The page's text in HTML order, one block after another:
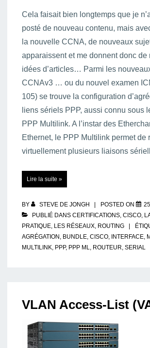
Cela faisait bien longtemps que je
posté de nouveau contenu, mais
la nouvelle CCNA, de nouveaux
apparaissent et me donnent donc de
idées d’articles… Parmi les
CCNAv3 … ou du nouvel examen
105) se trouve la configuration
liens sériels PPP, aussi connu sous
PPP Multilink. A l’instar des
Ethernet, le PPP Multilink permet de
virtuellement plusieurs liaisons
Multilink
:
liaisons
PPP
Lire la suite »
BY STEVE DE JONGH POSTED ON
PUBLIÉ DANS CERTIFICATIONS, CISCO,
PRATIQUE, LES RÉSEAUX, ROUTING
AGRÉGATION , BUNDLE, CISCO, INTERFACE,
MULTILINK, PPP, PPP ML, ROUTEUR, SERIAL
VLAN Access-List